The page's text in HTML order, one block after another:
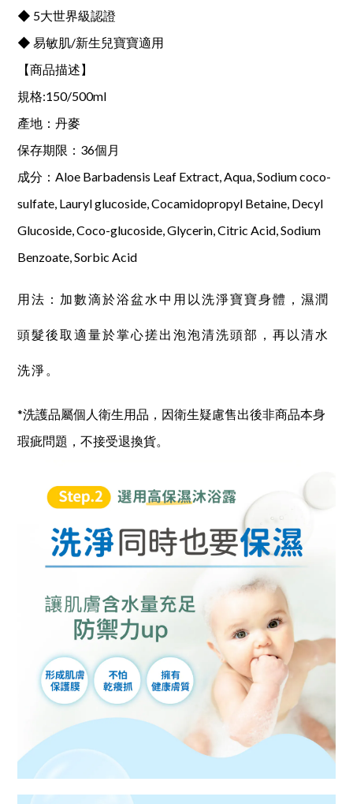
◆ 5大世界級認證
◆ 易敏肌/新生兒寶寶適用
【商品描述】
規格:150/500ml
產地：丹麥
保存期限：36個月
成分：Aloe Barbadensis Leaf Extract, Aqua, Sodium coco-
sulfate, Lauryl glucoside, Cocamidopropyl Betaine, Decyl
Glucoside, Coco-glucoside, Glycerin, Citric Acid, Sodium
Benzoate, Sorbic Acid
用法：加數滴於浴盆水中用以洗淨寶寶身體，濕潤
頭髮後取適量於掌心搓出泡泡清洗頭部，再以清水
洗淨。
*洗護品屬個人衛生用品，因衛生疑慮售出後非商品本身
瑕疵問題，不接受退換貨。